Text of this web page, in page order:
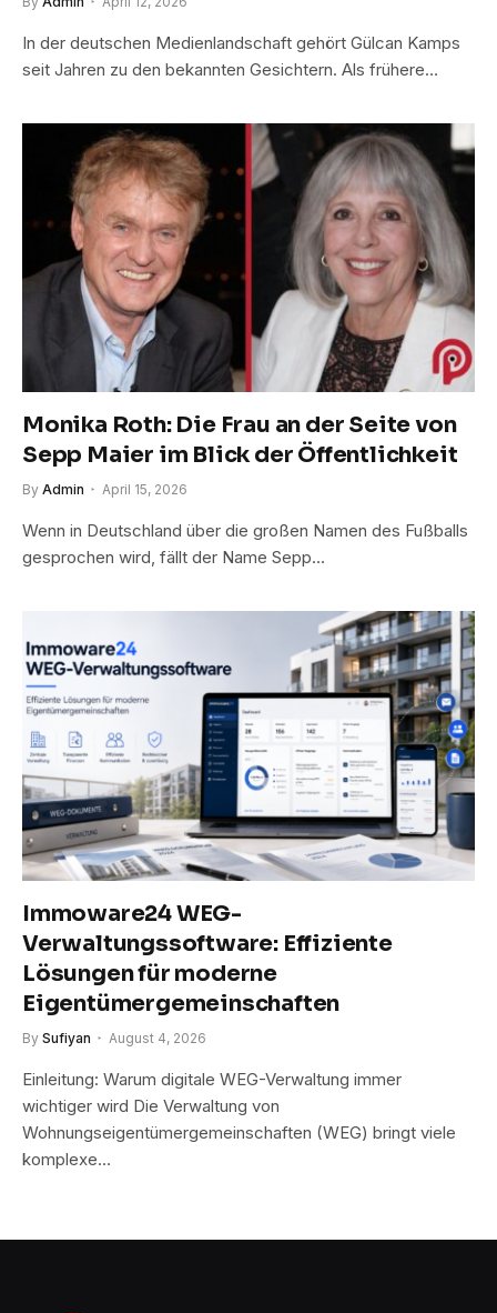
In der deutschen Medienlandschaft gehört Gülcan Kamps
seit Jahren zu den bekannten Gesichtern. Als frühere…
Monika Roth: Die Frau an der Seite von
Sepp Maier im Blick der Öffentlichkeit
By Admin April 15, 2026
Wenn in Deutschland über die großen Namen des Fußballs
gesprochen wird, fällt der Name Sepp…
Immoware24 WEG-
Verwaltungssoftware: Effiziente
Lösungen für moderne
Eigentümergemeinschaften
By Sufiyan August 4, 2026
Einleitung: Warum digitale WEG-Verwaltung immer
wichtiger wird Die Verwaltung von
Wohnungseigentümergemeinschaften (WEG) bringt viele
komplexe…